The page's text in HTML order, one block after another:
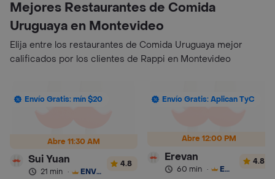
Mejores Restaurantes de Comida
Uruguaya en Montevideo
Elija entre los restaurantes de Comida Uruguaya mejor
calificados por los clientes de Rappi en Montevideo
Abre 11:30 AM
Envío Gratis: mín $20
Sui Yuan
21 min · ENVÍO GRATIS
4.8
Abre 12:00 PM
Envío Gratis: Aplican TyC
Erevan
60 min · ENVÍO GRATIS
4.8